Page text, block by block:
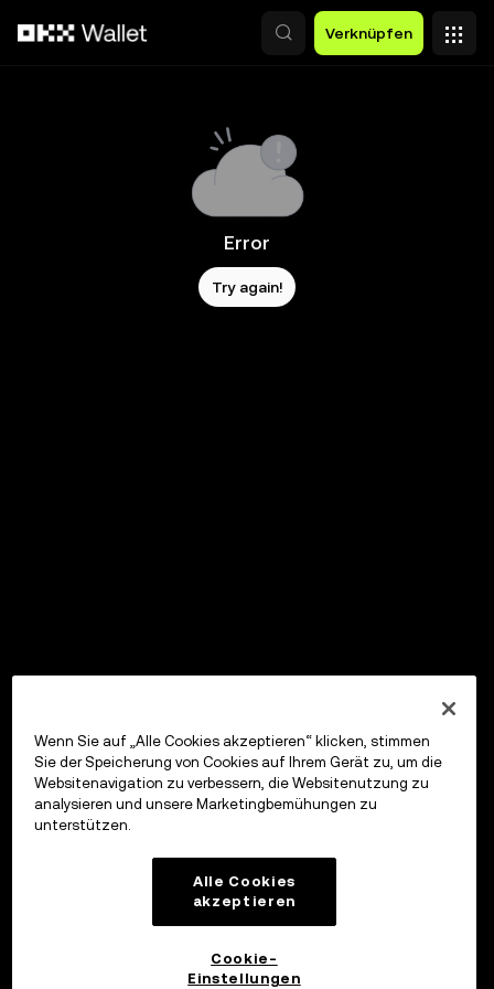
Verknüpfen
Error
Try again!
Wenn Sie auf „Alle Cookies akzeptieren“ klicken, stimmen
Sie der Speicherung von Cookies auf Ihrem Gerät zu, um die
Websitenavigation zu verbessern, die Websitenutzung zu
analysieren und unsere Marketingbemühungen zu
unterstützen.
Alle Cookies
akzeptieren
Cookie-
Einstellungen